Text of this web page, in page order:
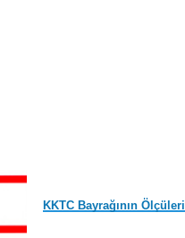
KKTC Bayrağının Ölçüleri